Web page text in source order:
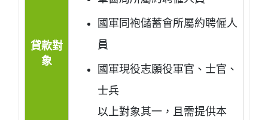
貸款對
象
國軍同袍儲蓄會所屬約聘僱人
員
國軍現役志願役軍官、士官、
士兵
以上對象其一，且需提供本